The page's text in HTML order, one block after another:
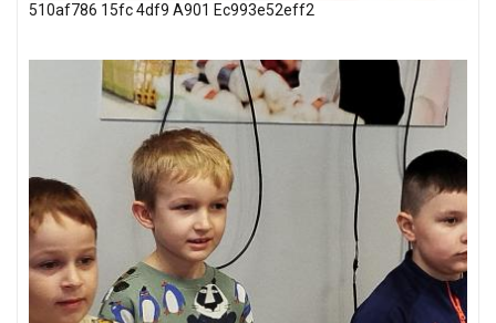
510af786 15fc 4df9 A901 Ec993e52eff2